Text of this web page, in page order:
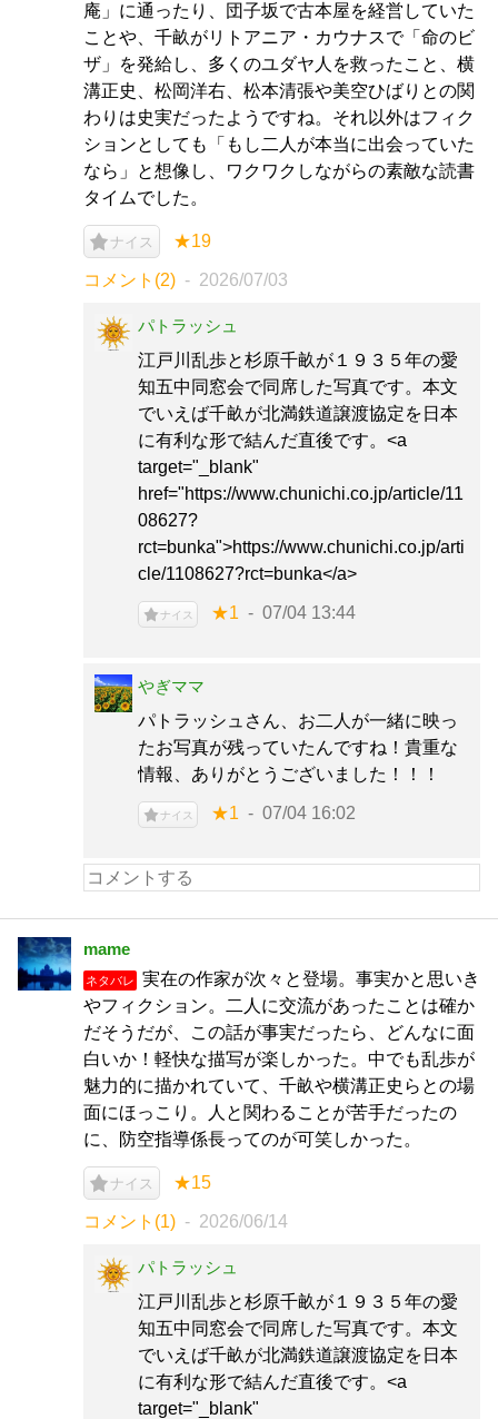
庵」に通ったり、団子坂で古本屋を経営していた
ことや、千畝がリトアニア・カウナスで「命のビ
ザ」を発給し、多くのユダヤ人を救ったこと、横
溝正史、松岡洋右、松本清張や美空ひばりとの関
わりは史実だったようですね。それ以外はフィク
ションとしても「もし二人が本当に出会っていた
なら」と想像し、ワクワクしながらの素敵な読書
タイムでした。
ナイス ★19
コメント(2) 2026/07/03
パトラッシュ
江戸川乱歩と杉原千畝が１９３５年の愛
知五中同窓会で同席した写真です。本文
でいえば千畝が北満鉄道譲渡協定を日本
に有利な形で結んだ直後です。<a
target="_blank"
href="https://www.chunichi.co.jp/article/11
08627?
rct=bunka">https://www.chunichi.co.jp/arti
cle/1108627?rct=bunka</a>
ナイス ★1 07/04 13:44
やぎママ
パトラッシュさん、お二人が一緒に映っ
たお写真が残っていたんですね！貴重な
情報、ありがとうございました！！！
ナイス ★1 07/04 16:02
mame
ネタバレ
実在の作家が次々と登場。事実かと思いき
やフィクション。二人に交流があったことは確か
だそうだが、この話が事実だったら、どんなに面
白いか！軽快な描写が楽しかった。中でも乱歩が
魅力的に描かれていて、千畝や横溝正史らとの場
面にほっこり。人と関わることが苦手だったの
に、防空指導係長ってのが可笑しかった。
ナイス ★15
コメント(1) 2026/06/14
パトラッシュ
江戸川乱歩と杉原千畝が１９３５年の愛
知五中同窓会で同席した写真です。本文
でいえば千畝が北満鉄道譲渡協定を日本
に有利な形で結んだ直後です。<a
target="_blank"